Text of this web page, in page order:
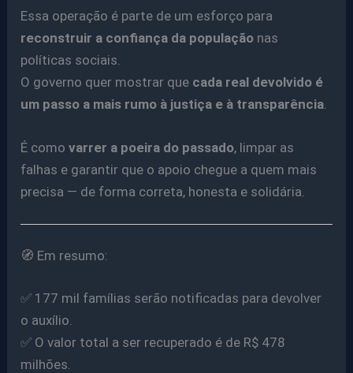
Essa operação é parte de um esforço para
reconstruir a confiança da população nas
políticas sociais.
O governo quer mostrar que cada real devolvido é
um passo a mais rumo à justiça e à transparência
É comovarrer a poeira do passado, limpar as
falhas e garantir que o apoio chegue a quem mais
precisa — de forma correta, honesta e solidária.
🧭 Em resumo:
✅ 177 mil famílias serão notificadas para devolver
o auxílio.
✅ O valor total a ser recuperado é de R$ 478
milhões.